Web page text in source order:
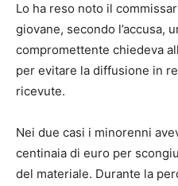
Lo ha reso noto il
giovane, secondo l’accusa,
compromettente chiedeva
per evitare la diffusione in
ricevute.
Nei due casi i minorenni
centinaia di euro per
del materiale. Durante la